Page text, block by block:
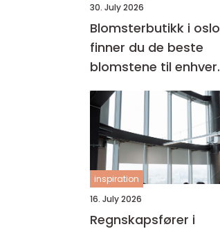
30. July 2026
Blomsterbutikk i oslo slik
finner du de beste
blomstene til enhver
anledning
inspiration
16. July 2026
Regnskapsfører i